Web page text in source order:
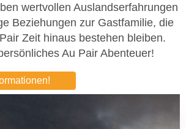
wertvollen Auslandserfahrungen
Beziehungen zur Gastfamilie, die
Zeit hinaus bestehen bleiben.
Au Pair Abenteuer!